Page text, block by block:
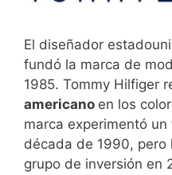
El diseñador
fundó la marca de
1985. Tommy Hilfiger
americano en los
marca experimentó
década de 1990, pero
grupo de inversión en